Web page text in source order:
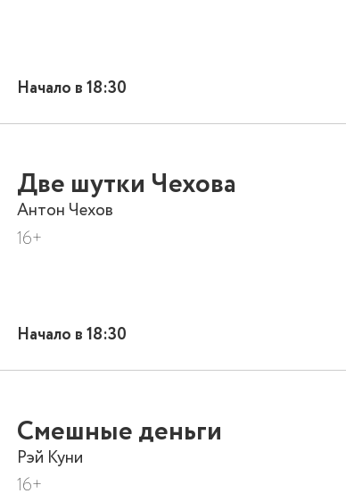
Начало в 18:30
Две шутки Чехова
Антон Чехов
16+
Начало в 18:30
Смешные деньги
Рэй Куни
16+